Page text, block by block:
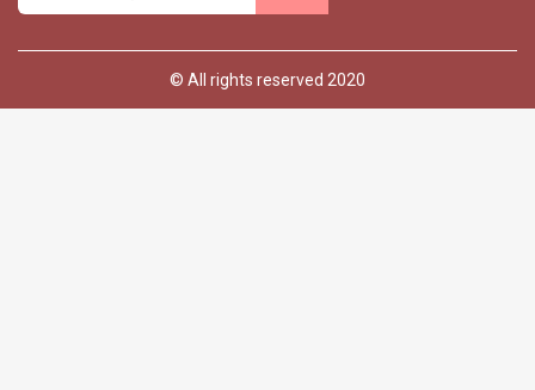
© All rights reserved 2020